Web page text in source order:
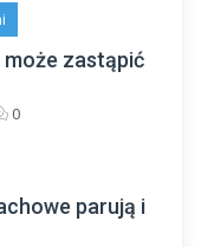
zastąpić
0
parują i